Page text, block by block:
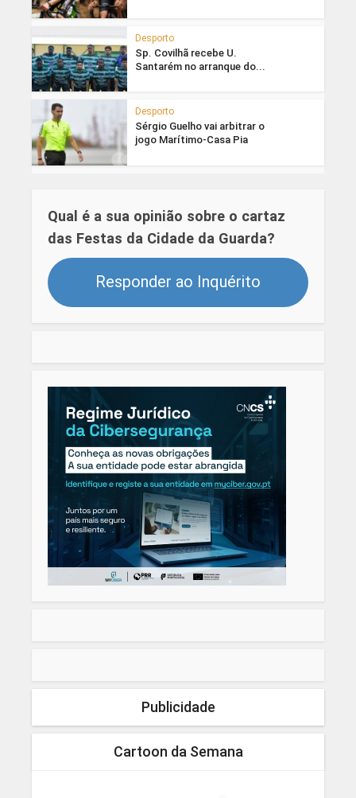
Desporto
Sp. Covilhã recebe U.
Santarém no arranque do...
Desporto
Sérgio Guelho vai arbitrar o
jogo Marítimo-Casa Pia
Qual é a sua opinião sobre o cartaz
das Festas da Cidade da Guarda?
Responder ao Inquérito
Publicidade
Cartoon da Semana